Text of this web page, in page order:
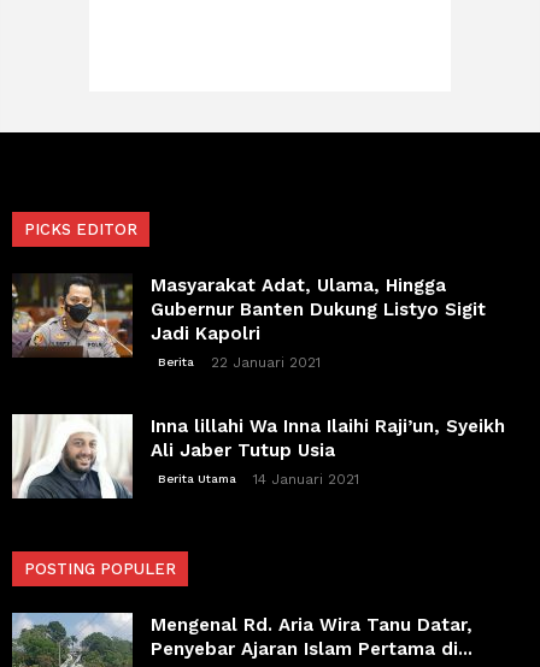
PICKS EDITOR
Masyarakat Adat, Ulama, Hingga
Gubernur Banten Dukung Listyo Sigit
Jadi Kapolri
Berita 22 Januari 2021
Inna lillahi Wa Inna Ilaihi Raji’un, Syeikh
Ali Jaber Tutup Usia
Berita Utama 14 Januari 2021
POSTING POPULER
Mengenal Rd. Aria Wira Tanu Datar,
Penyebar Ajaran Islam Pertama di...